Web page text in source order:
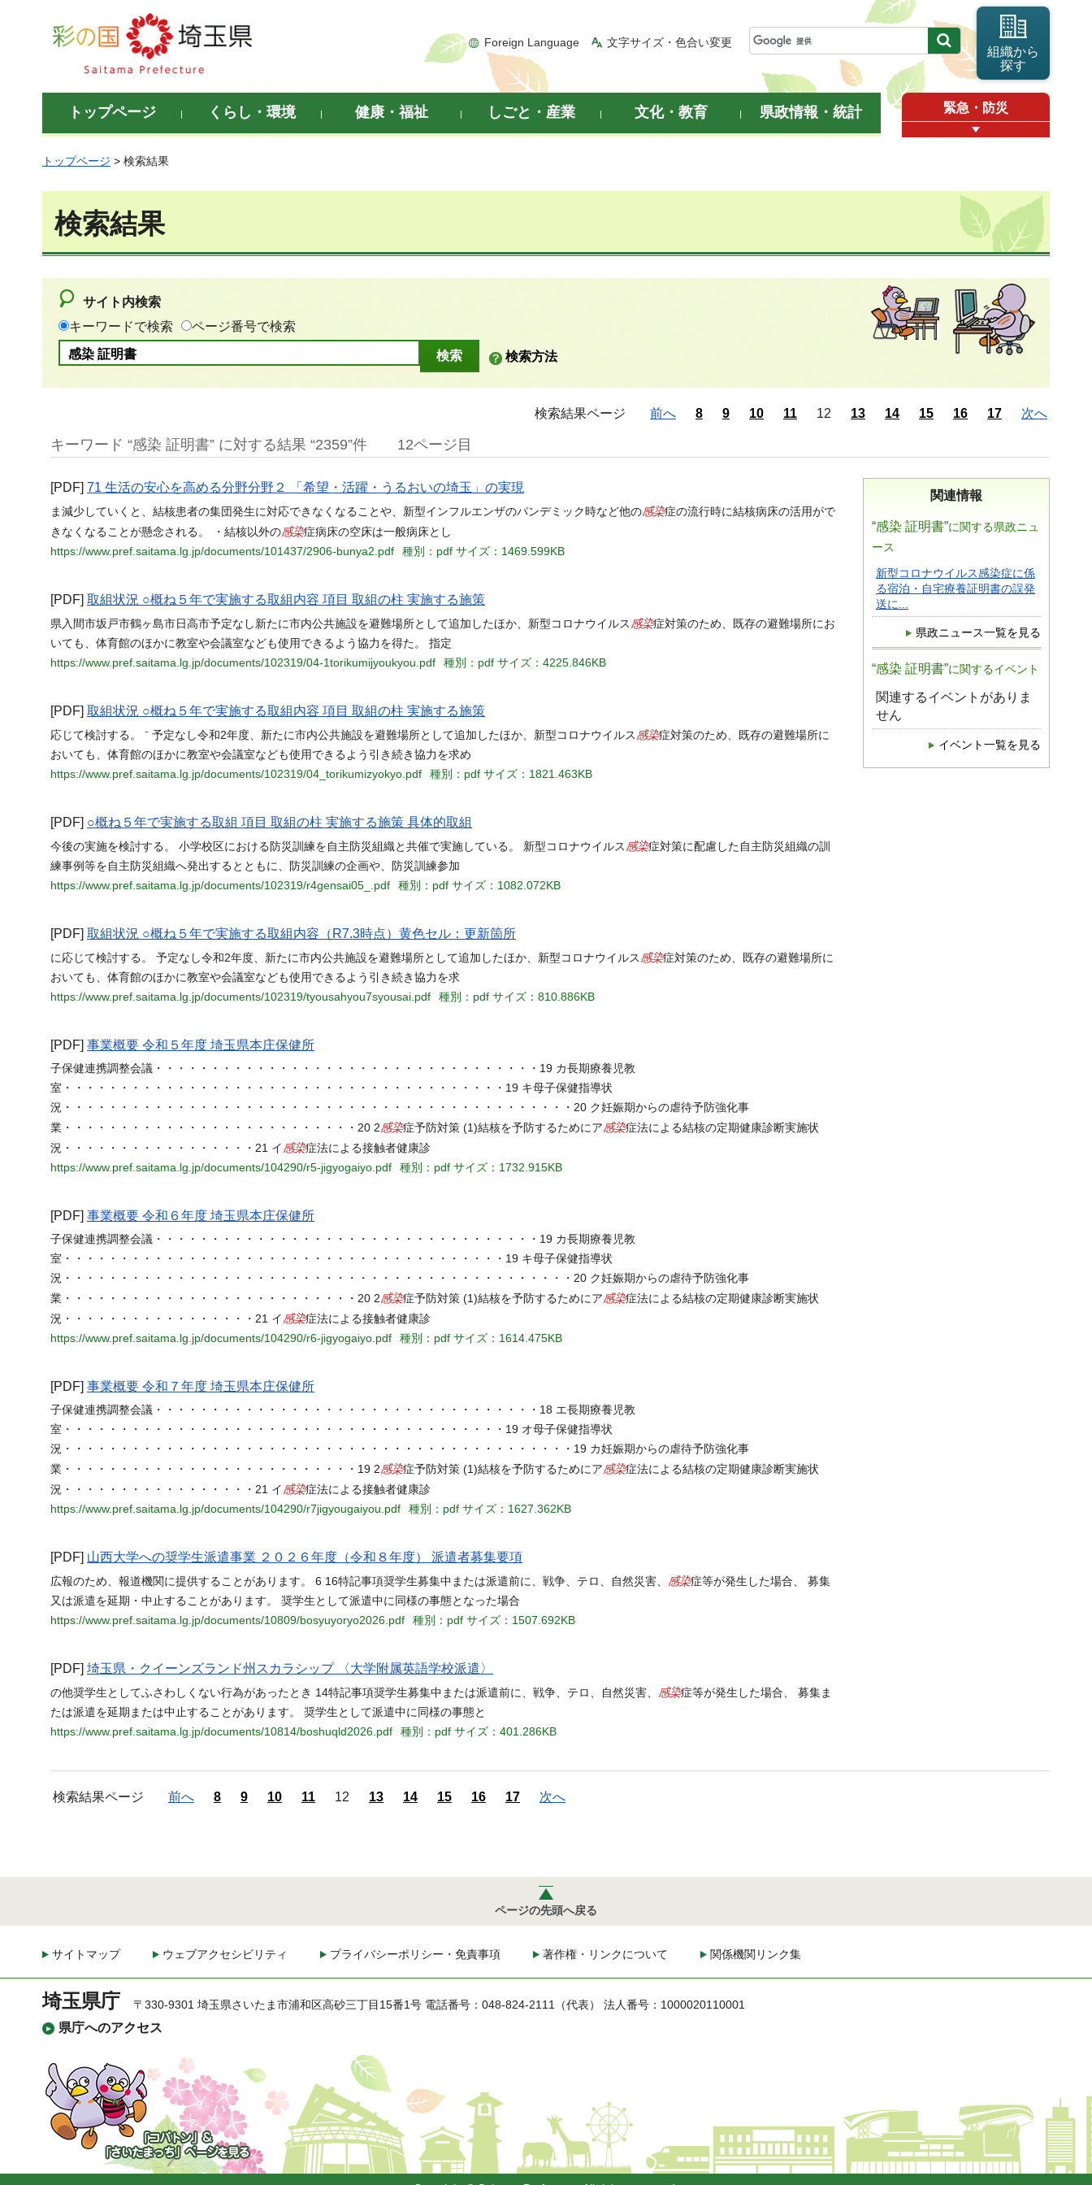
彩の国 埼玉県
Foreign Language 文字サイズ・色合い変更
組織から
探す
トップページ くらし・環境 健康・福祉 しごと・産業 文化・教育 県政情報・統計 緊急・防災
トップページ > 検索結果
検索結果
サイト内検索
キーワードで検索
ページ番号で検索
検索方法
検索結果ページ 前へ 8 9 10 11 12 13 14 15 16 17 次へ
キーワード “感染 証明書” に対する結果 “2359”件 12ページ目
関連情報
“感染 証明書”に関する県政ニュ
ース
新型コロナウイルス感染症に係
る宿泊・自宅療養証明書の誤発
送に...
県政ニュース一覧を見る
“感染 証明書”に関するイベント
関連するイベントがありま
せん
イベント一覧を見る
[PDF] 71 生活の安心を高める分野分野２ 「希望・活躍・うるおいの埼玉」の実現
ま減少していくと、結核患者の集団発生に対応できなくなることや、新型インフルエンザのパンデミック時など他の感染症の流行時に結核病床の活用がで
きなくなることが懸念される。 ・結核以外の感染症病床の空床は一般病床とし
https://www.pref.saitama.lg.jp/documents/101437/2906-bunya2.pdf
種別：pdf サイズ：1469.599KB
[PDF] 取組状況 ○概ね５年で実施する取組内容 項目 取組の柱 実施する施策
県入間市坂戸市鶴ヶ島市日高市予定なし新たに市内公共施設を避難場所として追加したほか、新型コロナウイルス 感染症対策のため、既存の避難場所にお
いても、体育館のほかに教室や会議室なども使用できるよう協力を得た。 指定
https://www.pref.saitama.lg.jp/documents/102319/04-1torikumijyoukyou.pdf
種別：pdf サイズ：4225.846KB
[PDF] 取組状況 ○概ね５年で実施する取組内容 項目 取組の柱 実施する施策
応じて検討する。 ⁻ 予定なし令和2年度、新たに市内公共施設を避難場所として追加したほか、新型コロナウイルス 感染症対策のため、既存の避難場所に
おいても、体育館のほかに教室や会議室なども使用できるよう引き続き協力を求め
https://www.pref.saitama.lg.jp/documents/102319/04_torikumizyokyo.pdf
種別：pdf サイズ：1821.463KB
[PDF] ○概ね５年で実施する取組 項目 取組の柱 実施する施策 具体的取組
今後の実施を検討する。 小学校区における防災訓練を自主防災組織と共催で実施している。 新型コロナウイルス 感染症対策に配慮した自主防災組織の訓
練事例等を自主防災組織へ発出するとともに、防災訓練の企画や、防災訓練参加
https://www.pref.saitama.lg.jp/documents/102319/r4gensai05_.pdf
種別：pdf サイズ：1082.072KB
[PDF] 取組状況 ○概ね５年で実施する取組内容（R7.3時点）黄色セル：更新箇所
に応じて検討する。 予定なし令和2年度、新たに市内公共施設を避難場所として追加したほか、新型コロナウイルス 感染症対策のため、既存の避難場所に
おいても、体育館のほかに教室や会議室なども使用できるよう引き続き協力を求
https://www.pref.saitama.lg.jp/documents/102319/tyousahyou7syousai.pdf
種別：pdf サイズ：810.886KB
[PDF] 事業概要 令和５年度 埼玉県本庄保健所
子保健連携調整会議・・・・・・・・・・・・・・・・・・・・・・・・・・・・・・・・・・19 カ長期療養児教
室・・・・・・・・・・・・・・・・・・・・・・・・・・・・・・・・・・・・・・・19 キ母子保健指導状
況・・・・・・・・・・・・・・・・・・・・・・・・・・・・・・・・・・・・・・・・・・・・・20 ク妊娠期からの虐待予防強化事
業・・・・・・・・・・・・・・・・・・・・・・・・・・20 2感染症予防対策 (1)結核を予防するためにア感染症法による結核の定期健康診断実施状
況・・・・・・・・・・・・・・・・・21 イ 感染症法による接触者健康診
https://www.pref.saitama.lg.jp/documents/104290/r5-jigyogaiyo.pdf
種別：pdf サイズ：1732.915KB
[PDF] 事業概要 令和６年度 埼玉県本庄保健所
子保健連携調整会議・・・・・・・・・・・・・・・・・・・・・・・・・・・・・・・・・・19 カ長期療養児教
室・・・・・・・・・・・・・・・・・・・・・・・・・・・・・・・・・・・・・・・19 キ母子保健指導状
況・・・・・・・・・・・・・・・・・・・・・・・・・・・・・・・・・・・・・・・・・・・・・20 ク妊娠期からの虐待予防強化事
業・・・・・・・・・・・・・・・・・・・・・・・・・・20 2感染症予防対策 (1)結核を予防するためにア感染症法による結核の定期健康診断実施状
況・・・・・・・・・・・・・・・・・21 イ 感染症法による接触者健康診
https://www.pref.saitama.lg.jp/documents/104290/r6-jigyogaiyo.pdf
種別：pdf サイズ：1614.475KB
[PDF] 事業概要 令和７年度 埼玉県本庄保健所
子保健連携調整会議・・・・・・・・・・・・・・・・・・・・・・・・・・・・・・・・・・18 エ長期療養児教
室・・・・・・・・・・・・・・・・・・・・・・・・・・・・・・・・・・・・・・・19 オ母子保健指導状
況・・・・・・・・・・・・・・・・・・・・・・・・・・・・・・・・・・・・・・・・・・・・・19 カ妊娠期からの虐待予防強化事
業・・・・・・・・・・・・・・・・・・・・・・・・・・19 2感染症予防対策 (1)結核を予防するためにア感染症法による結核の定期健康診断実施状
況・・・・・・・・・・・・・・・・・21 イ 感染症法による接触者健康診
https://www.pref.saitama.lg.jp/documents/104290/r7jigyougaiyou.pdf
種別：pdf サイズ：1627.362KB
[PDF] 山西大学への奨学生派遣事業 ２０２６年度（令和８年度） 派遣者募集要項
広報のため、報道機関に提供することがあります。 6 16特記事項奨学生募集中または派遣前に、戦争、テロ、自然災害、 感染症等が発生した場合、 募集
又は派遣を延期・中止することがあります。 奨学生として派遣中に同様の事態となった場合
https://www.pref.saitama.lg.jp/documents/10809/bosyuyoryo2026.pdf
種別：pdf サイズ：1507.692KB
[PDF] 埼玉県・クイーンズランド州スカラシップ 〈大学附属英語学校派遣〉
の他奨学生としてふさわしくない行為があったとき 14特記事項奨学生募集中または派遣前に、戦争、テロ、自然災害、 感染症等が発生した場合、 募集ま
たは派遣を延期または中止することがあります。 奨学生として派遣中に同様の事態と
https://www.pref.saitama.lg.jp/documents/10814/boshuqld2026.pdf
種別：pdf サイズ：401.286KB
検索結果ページ 前へ 8 9 10 11 12 13 14 15 16 17 次へ
ページの先頭へ戻る
サイトマップ ウェブアクセシビリティ プライバシーポリシー・免責事項 著作権・リンクについて 関係機関リンク集
埼玉県庁
県庁へのアクセス
〒330-9301 埼玉県さいたま市浦和区高砂三丁目15番1号 電話番号：048-824-2111（代表） 法人番号：1000020110001
「コバトン」&「さいた
まっち」